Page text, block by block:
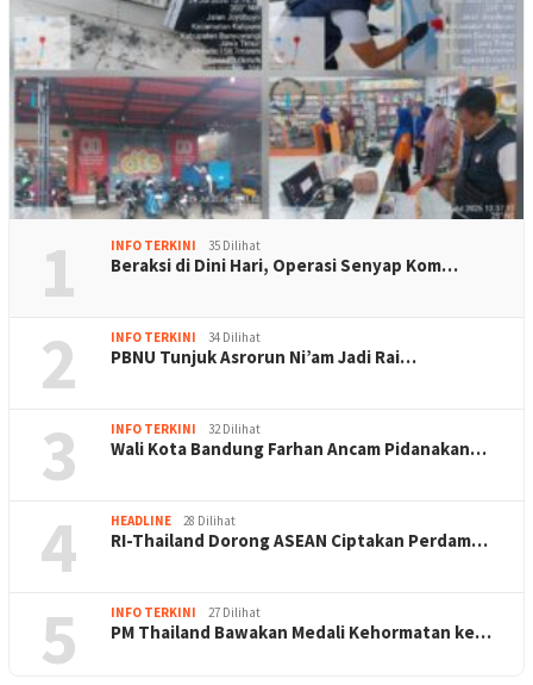
1 INFO TERKINI 35 Dilihat
Beraksi di Dini Hari, Operasi Senyap Kom…
2 INFO TERKINI 34 Dilihat
PBNU Tunjuk Asrorun Ni’am Jadi Rai…
3 INFO TERKINI 32 Dilihat
Wali Kota Bandung Farhan Ancam Pidanakan…
4 HEADLINE 28 Dilihat
RI-Thailand Dorong ASEAN Ciptakan Perdam…
5 INFO TERKINI 27 Dilihat
PM Thailand Bawakan Medali Kehormatan ke…